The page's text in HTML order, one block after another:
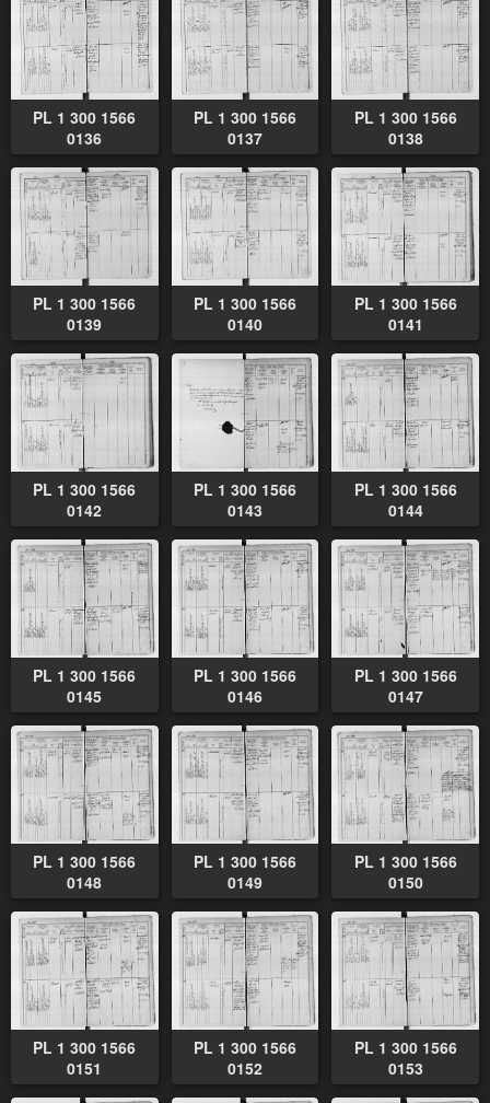
PL 1 300 1566
0136
PL 1 300 1566
0137
PL 1 300 1566
0138
PL 1 300 1566
0139
PL 1 300 1566
0140
PL 1 300 1566
0141
PL 1 300 1566
0142
PL 1 300 1566
0143
PL 1 300 1566
0144
PL 1 300 1566
0145
PL 1 300 1566
0146
PL 1 300 1566
0147
PL 1 300 1566
0148
PL 1 300 1566
0149
PL 1 300 1566
0150
PL 1 300 1566
0151
PL 1 300 1566
0152
PL 1 300 1566
0153